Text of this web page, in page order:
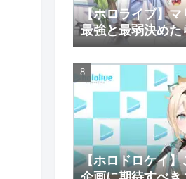
【ホロライブ】
最強と最弱決めた
【ホロドロケイ